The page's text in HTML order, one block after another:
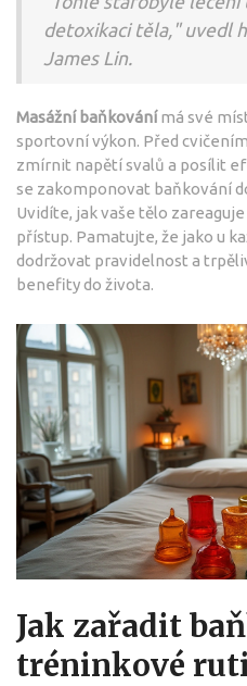
detoxikaci těla," uvedl
James Lin.
Masážní baňkovánímá své
sportovní výkon. Před
zmírnit napětí svalů a posílit
se zakomponovat baňkování
Uvidíte, jak vaše tělo
přístup. Pamatujte, že jako u
dodržovat pravidelnost a
benefity do života.
Jak zařadit
tréninkové